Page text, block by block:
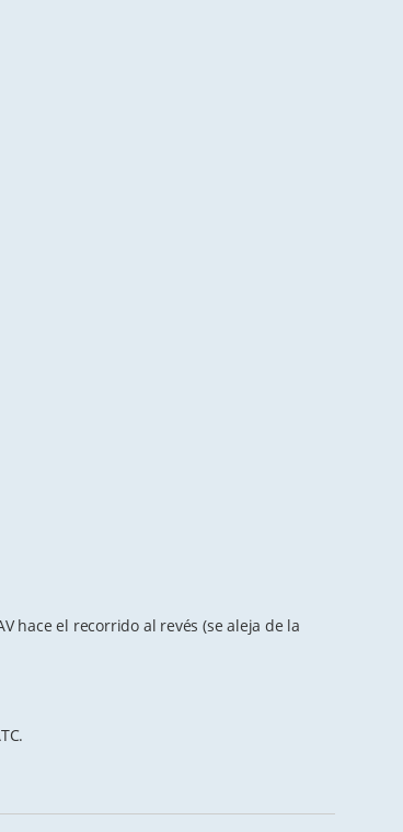
hace el recorrido al revés (se aleja de la